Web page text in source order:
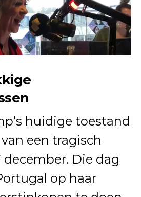
huidige toestand
een tragisch
Die dag
op haar